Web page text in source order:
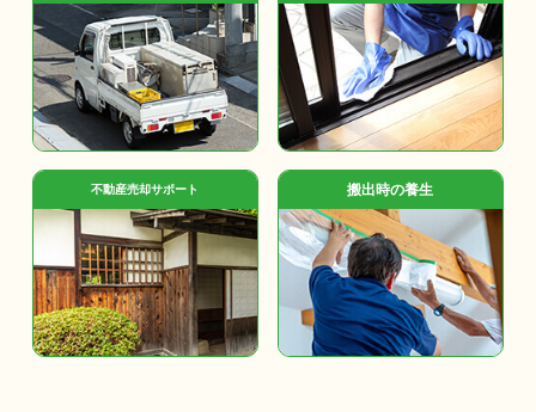
不動産売却サポート 搬出時の養生